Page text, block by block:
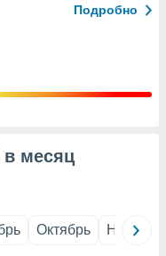
Подробно
в месяц
Октябрь Ноябрь